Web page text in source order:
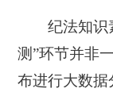
纪法知识素
测”环节并非
布进行大数